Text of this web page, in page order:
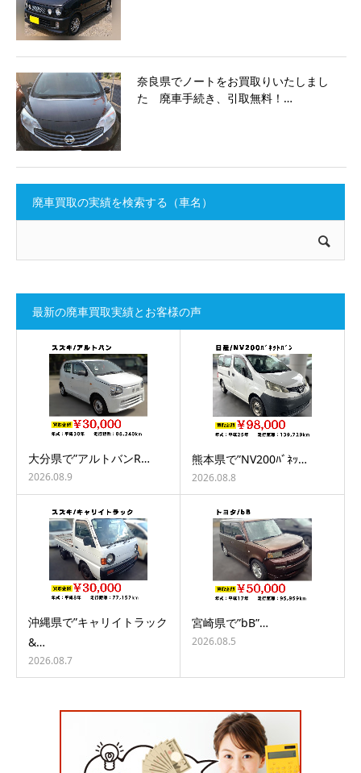
奈良県でノートをお買取りいたしまし
た 廃車手続き、引取無料！…
廃車買取の実績を検索する（車名）
最新の廃車買取実績とお客様の声
大分県で”アルトバンR…
2026.08.9
熊本県で”NV200ﾊﾞﾈｯ…
2026.08.8
沖縄県で”キャリイトラック
&…
2026.08.7
宮崎県で”bB”…
2026.08.5